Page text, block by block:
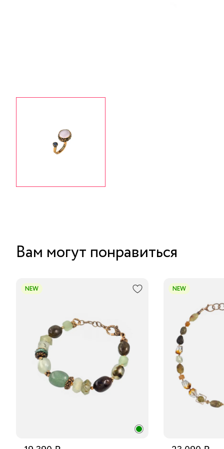
Вам могут понравиться
NEW NEW